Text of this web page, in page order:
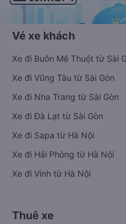
Vé xe khách
Xe đi Buôn Mê Thuột từ Sài
Xe đi Vũng Tàu từ Sài Gòn
Xe đi Nha Trang từ Sài Gòn
Xe đi Đà Lạt từ Sài Gòn
Xe đi Sapa từ Hà Nội
Xe đi Hải Phòng từ Hà Nội
Xe đi Vinh từ Hà Nội
Thuê xe